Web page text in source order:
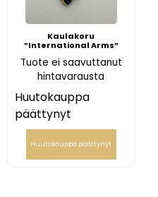
Kaulakoru
”International Arms”
Tuote ei saavuttanut
hintavarausta
Huutokauppa
päättynyt
Huutokauppa päättynyt